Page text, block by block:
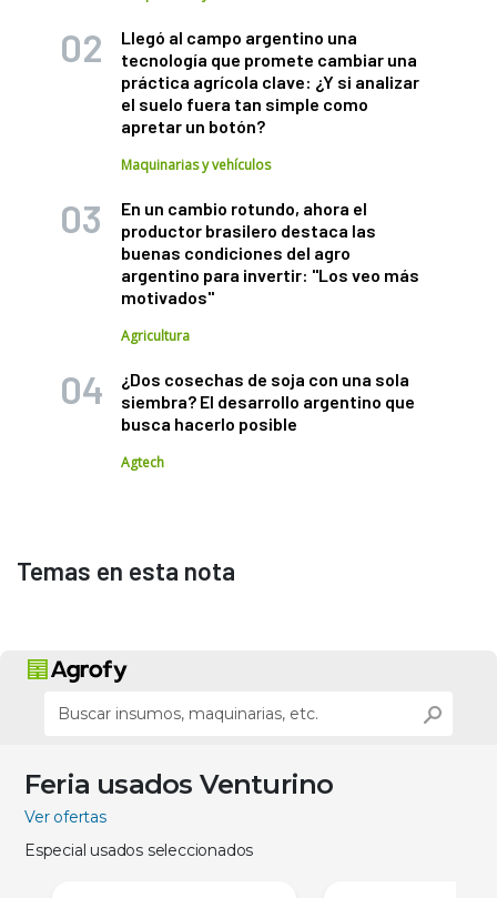
Llegó al campo argentino una
tecnología que promete cambiar una
práctica agrícola clave: ¿Y si analizar
el suelo fuera tan simple como
apretar un botón?
Maquinarias y vehículos
En un cambio rotundo, ahora el
productor brasilero destaca las
buenas condiciones del agro
argentino para invertir: "Los veo más
motivados"
Agricultura
¿Dos cosechas de soja con una sola
siembra? El desarrollo argentino que
busca hacerlo posible
Agtech
Temas en esta nota
Feria usados Venturino
Ver ofertas
Especial usados seleccionados